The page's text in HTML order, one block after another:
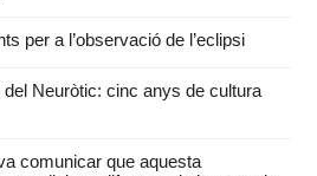
per a l’observació de l’eclipsi
Neuròtic: cinc anys de cultura
comunicar que aquesta